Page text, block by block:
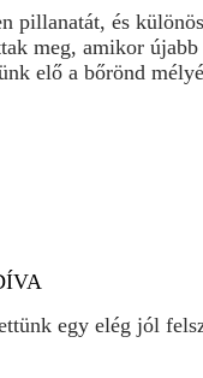
pillanatát, és
meg, amikor újabb
elő a bőrönd
egy elég jól